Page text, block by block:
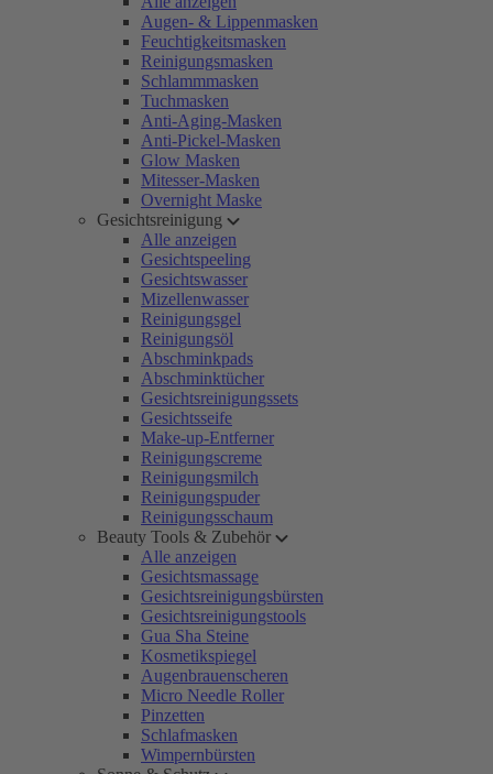
Augen- & Lippenmasken
Feuchtigkeitsmasken
Reinigungsmasken
Schlammmasken
Tuchmasken
Anti-Aging-Masken
Anti-Pickel-Masken
Glow Masken
Mitesser-Masken
Overnight Maske
Gesichtsreinigung
Alle anzeigen
Gesichtspeeling
Gesichtswasser
Mizellenwasser
Reinigungsgel
Reinigungsöl
Abschminkpads
Abschminktücher
Gesichtsreinigungssets
Gesichtsseife
Make-up-Entferner
Reinigungscreme
Reinigungsmilch
Reinigungspuder
Reinigungsschaum
Beauty Tools & Zubehör
Alle anzeigen
Gesichtsmassage
Gesichtsreinigungsbürsten
Gesichtsreinigungstools
Gua Sha Steine
Kosmetikspiegel
Augenbrauenscheren
Micro Needle Roller
Pinzetten
Schlafmasken
Wimpernbürsten